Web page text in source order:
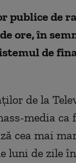
publice de
ore, în
de
de la
media
cea mai
luni de zile